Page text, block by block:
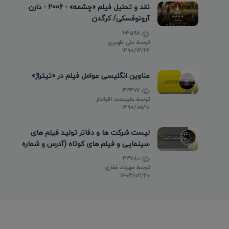
نقد و تحلیل فیلم «چشمه» - 2006 - دارن
آرونوفسکی/ کرگدن
توسطعلی ظهیری
۱۳۹۸/۱۲/۲۲
عناوین انگلیسی عوامل فیلم در «تیتراژ»
توسطعلیمحمد اقبالدار
۱۳۹۸/۰۵/۱۰
لیست شرکت ها و دفاتر تولید فیلم های
سینمایی و فیلم های کوتاه (آدرس و شماره
تماس)
توسط مهرداد غفاری
۱۴۰۳/۰۲/۲۰